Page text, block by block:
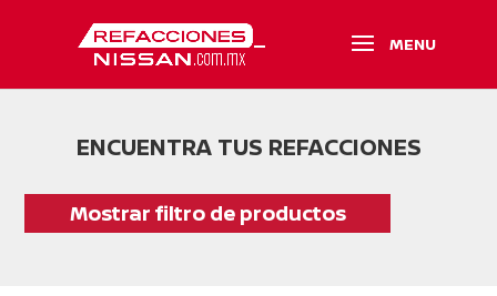
ENCUENTRA TUS REFACCIONES
Mostrar filtro de productos